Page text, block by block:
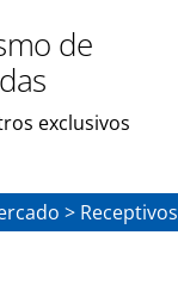
de
exclusivos
> Receptivos